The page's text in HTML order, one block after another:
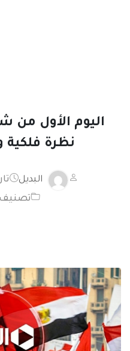
نظرة فلكية
البديل
تصنيف